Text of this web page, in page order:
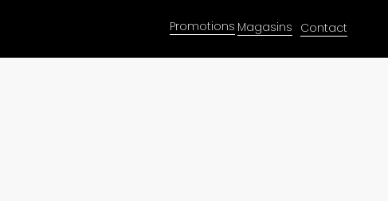
Contact
Magasins
Promotions